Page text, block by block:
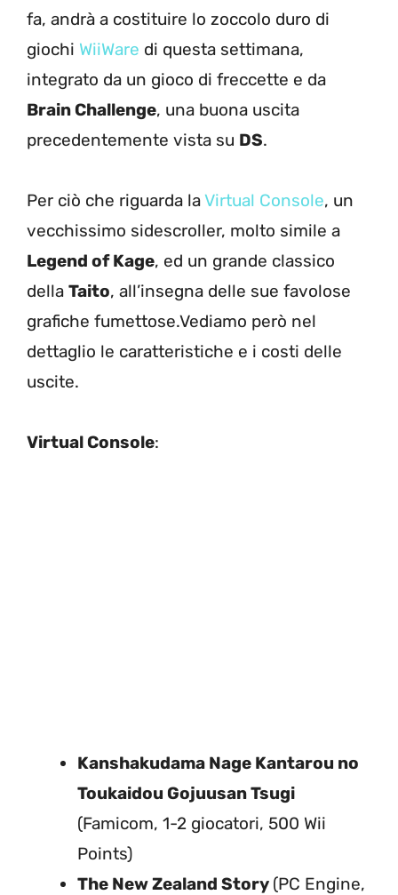
fa, andrà a costituire lo zoccolo duro di
giochi WiiWare di questa settimana,
integrato da un gioco di freccette e da
Brain Challenge, una buona uscita
precedentemente vista su DS.
Per ciò che riguarda laVirtual Console, un
vecchissimo sidescroller, molto simile a
Legend of Kage, ed un grande classico
della Taito, all’insegna delle sue favolose
grafiche fumettose.Vediamo però nel
dettaglio le caratteristiche e i costi delle
uscite.
Virtual Console:
Kanshakudama Nage Kantarou no
Toukaidou Gojuusan Tsugi
(Famicom, 1-2 giocatori, 500 Wii
Points)
The New Zealand Story (PC Engine,